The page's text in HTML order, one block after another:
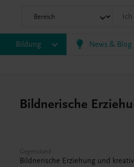
Bildung News & Blog
BAFEP/BASOP BRP BS
Bildnerische
Gegenstand
Bildnerische Erziehung und